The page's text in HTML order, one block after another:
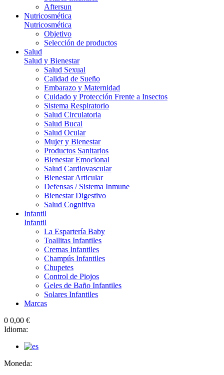
Aftersun
Nutricosmética
Nutricosmética
Objetivo
Selección de productos
Salud
Salud y Bienestar
Salud Sexual
Calidad de Sueño
Embarazo y Maternidad
Cuidado y Protección Frente a Insectos
Sistema Respiratorio
Salud Circulatoria
Salud Bucal
Salud Ocular
Mujer y Bienestar
Productos Sanitarios
Bienestar Emocional
Salud Cardiovascular
Bienestar Articular
Defensas / Sistema Inmune
Bienestar Digestivo
Salud Cognitiva
Infantil
Infantil
La Espartería Baby
Toallitas Infantiles
Cremas Infantiles
Champús Infantiles
Chupetes
Control de Piojos
Geles de Baño Infantiles
Solares Infantiles
Marcas
0 0,00 €
Idioma:
Moneda: